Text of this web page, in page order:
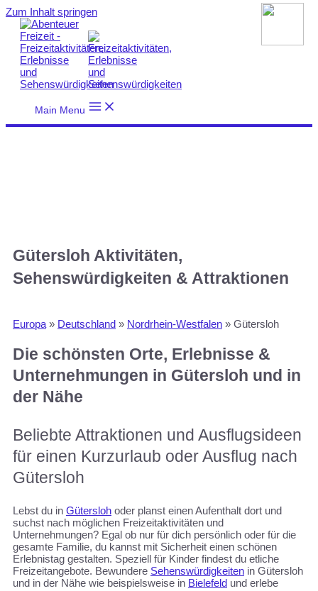
Zum Inhalt springen
Main Menu
Gütersloh Aktivitäten,
Sehenswürdigkeiten & Attraktionen
Europa » Deutschland » Nordrhein-Westfalen » Gütersloh
Die schönsten Orte, Erlebnisse &
Unternehmungen in Gütersloh und in
der Nähe
Beliebte Attraktionen und Ausflugsideen
für einen Kurzurlaub oder Ausflug nach
Gütersloh
Lebst du in Gütersloh oder planst einen Aufenthalt dort und
suchst nach möglichen Freizeitaktivitäten und
Unternehmungen? Egal ob nur für dich persönlich oder für die
gesamte Familie, du kannst mit Sicherheit einen schönen
Erlebnistag gestalten. Speziell für Kinder findest du etliche
Freizeitangebote. Bewundere Sehenswürdigkeiten in Gütersloh
und in der Nähe wie beispielsweise in Bielefeld und erlebe